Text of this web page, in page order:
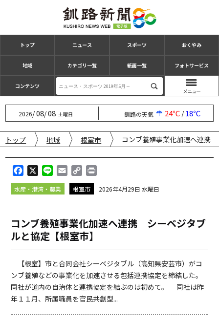
トップ ニュース スポーツ おくやみ
地域 カテゴリ一覧 紙面一覧 フォトサービス
コンテンツ
2026/08/08 土曜日 釧路の天気 24℃/18℃
トップ 地域 根室市 コンブ養殖事業化加速へ連携
a
c
o
o
i
n
m
a
o
p
i
n
i
水産・港湾・農業 根室市 2026年4月29日 水曜日
コンブ養殖事業化加速へ連携 シーベジタブ
ルと協定【根室市】
【根室】市と合同会社シーベジタブル（高知県安芸市）がコ
ンブ養殖などの事業化を加速させる包括連携協定を締結した。
同社が道内の自治体と連携協定を結ぶのは初めて。 同社は昨
年１１月、所属職員を官民共創型...